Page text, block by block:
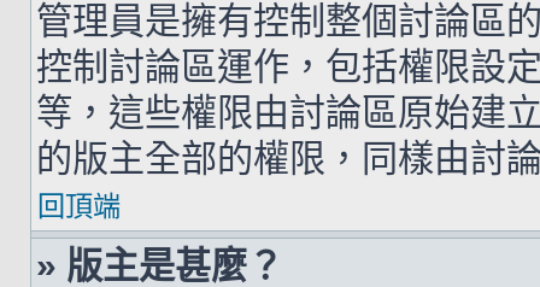
管理員是擁有控制整個討論區
控制討論區運作，包括權限設
等，這些權限由討論區原始建
的版主全部的權限，同樣由討
回頂端
» 版主是甚麼？